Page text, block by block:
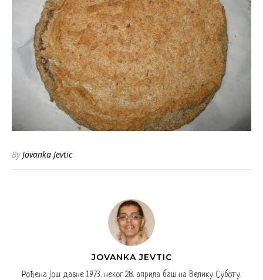
ByJovanka Jevtic
JOVANKA JEVTIC
Рођена још давне 1973. неког 28. априла баш на Велику Суботу.